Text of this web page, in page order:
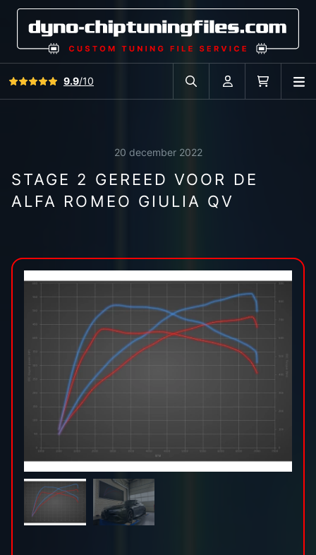
Bekijk alle reviews
9.9/10
Zoek in autodatabase
Account
20 december 2022
STAGE 2 GEREED VOOR DE
ALFA ROMEO GIULIA QV